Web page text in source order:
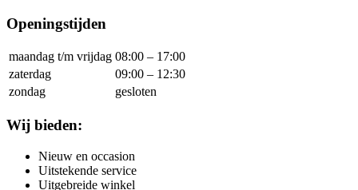
Openingstijden
maandag t/m vrijdag 08:00 – 17:00
zaterdag
09:00 – 12:30
zondag
gesloten
Wij bieden:
Nieuw en occasion
Uitstekende service
Uitgebreide winkel